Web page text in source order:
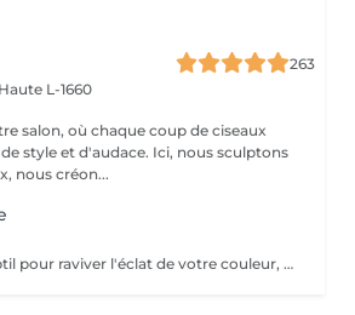
263
L-1660
salon, où chaque coup de ciseaux
style et d'audace. Ici, nous sculptons
nous créon...
Un soin colorant subtil pour raviver l'éclat de votre couleur, neutraliser les reflets indésirables et prolonger la tenue de votre teinte. Résultat immédiat : une chevelure lumineuse, unifiée et pleine de vie.